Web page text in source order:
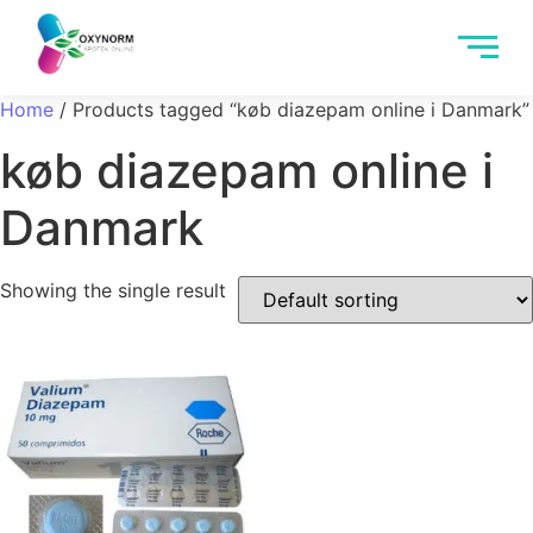
Home / Products tagged “køb diazepam online i Danmark”
køb diazepam online i
Danmark
Showing the single result